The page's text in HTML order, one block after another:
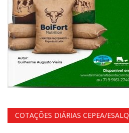
COTAÇÕES DIÁRIAS CEPEA/ESALQ